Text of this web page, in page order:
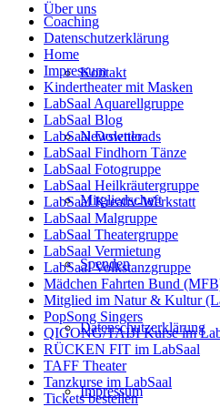
Über uns
Kontakt
Newsletter
Mitgliedschaft
Spenden
Datenschutzerklärung
Impressum
Coaching
Datenschutzerklärung
Home
Impressum
Kindertheater mit Masken
LabSaal Aquarellgruppe
LabSaal Blog
LabSaal Downloads
LabSaal Findhorn Tänze
LabSaal Fotogruppe
LabSaal Heilkräutergruppe
LabSaal Kreativ-Werkstatt
LabSaal Malgruppe
LabSaal Theatergruppe
LabSaal Vermietung
LabSaal Volkstanzgruppe
Mädchen Fahrten Bund
Mitglied im Natur & Kultur
PopSong Singers
QIGONG/TAIJI Kurse im
RÜCKEN FIT im LabSaal
TAFF Theater
Tanzkurse im LabSaal
Tickets bestellen